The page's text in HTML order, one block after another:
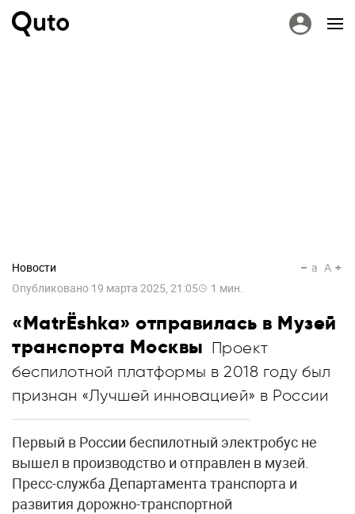
Новости
Опубликовано 19 марта 2025, 21:05 1 мин.
a A
«MatrЁshka» отправилась в Музей
транспорта Москвы Проект
беспилотной платформы в 2018 году был
признан «Лучшей инновацией» в России
Первый в России беспилотный электробус не
вышел в производство и отправлен в музей.
Пресс-служба Департамента транспорта и
развития дорожно-транспортной